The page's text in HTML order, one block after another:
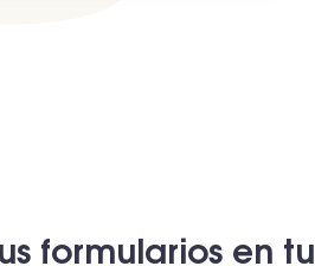
formularios en tu